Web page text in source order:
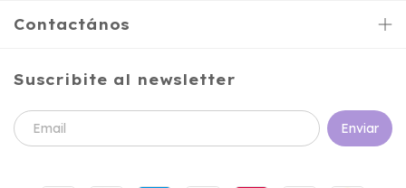
Contactános
Suscribite al newsletter